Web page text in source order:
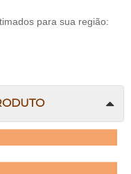
para sua região: